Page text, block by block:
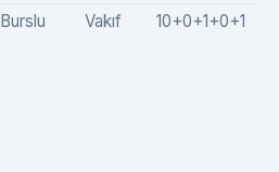
Burslu Vakıf 10+0+1+0+1